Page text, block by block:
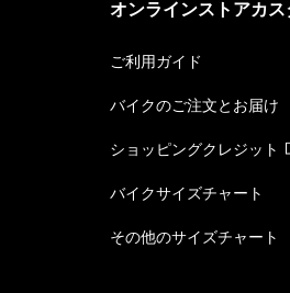
オンラインストアカ
ご利用ガイド
バイクのご注文とお届け
ショッピングクレジット
バイクサイズチャート
その他のサイズチャート